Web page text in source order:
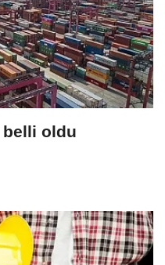
belli oldu